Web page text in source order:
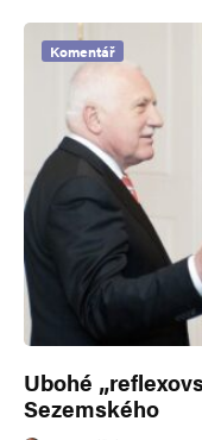
Komentář
Ubohé
Sezemského